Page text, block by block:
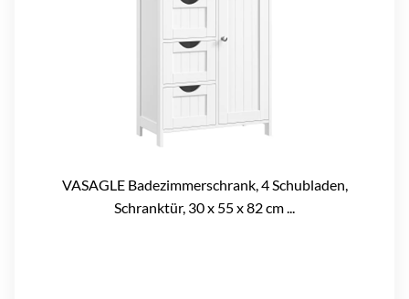
VASAGLE Badezimmerschrank, 4 Schubladen,
Schranktür, 30 x 55 x 82 cm ...